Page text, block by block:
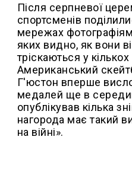
Після серпневої
спортсменів
мережах
яких видно, як вони
тріскаються у
Американський
Г'юстон вперше
медалей ще в
опублікував кілька
нагорода має такий
на війні».